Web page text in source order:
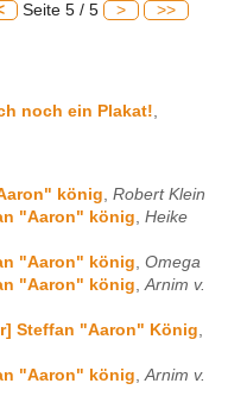
Seite 5 / 5 > >>
noch ein Plakat!
könig, Robert Klein
"Aaron" könig, Heike
"Aaron" könig, Omega
"Aaron" könig,Arnim v.
Steffan "Aaron" König,
"Aaron" könig,Arnim v.